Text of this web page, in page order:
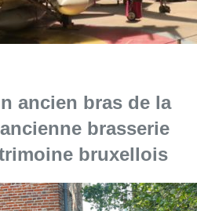
ancien bras de la
brasserie
bruxellois